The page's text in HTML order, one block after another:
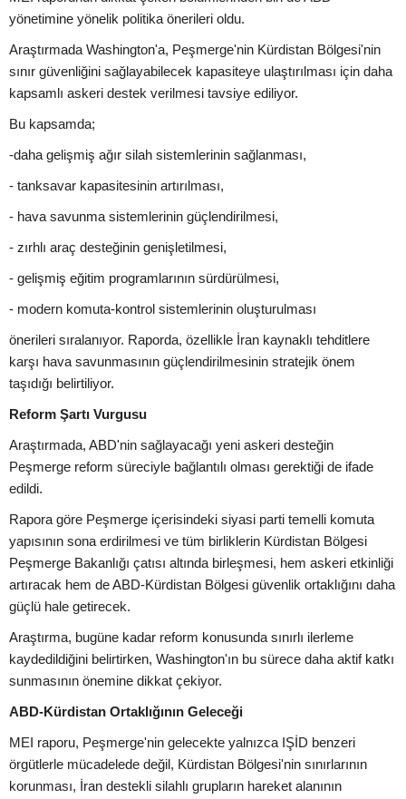
yönetimine yönelik politika önerileri oldu.
Araştırmada Washington'a, Peşmerge'nin Kürdistan Bölgesi'nin
sınır güvenliğini sağlayabilecek kapasiteye ulaştırılması için daha
kapsamlı askeri destek verilmesi tavsiye ediliyor.
Bu kapsamda;
-daha gelişmiş ağır silah sistemlerinin sağlanması,
- tanksavar kapasitesinin artırılması,
- hava savunma sistemlerinin güçlendirilmesi,
- zırhlı araç desteğinin genişletilmesi,
- gelişmiş eğitim programlarının sürdürülmesi,
- modern komuta-kontrol sistemlerinin oluşturulması
önerileri sıralanıyor. Raporda, özellikle İran kaynaklı tehditlere
karşı hava savunmasının güçlendirilmesinin stratejik önem
taşıdığı belirtiliyor.
Reform Şartı Vurgusu
Araştırmada, ABD'nin sağlayacağı yeni askeri desteğin
Peşmerge reform süreciyle bağlantılı olması gerektiği de ifade
edildi.
Rapora göre Peşmerge içerisindeki siyasi parti temelli komuta
yapısının sona erdirilmesi ve tüm birliklerin Kürdistan Bölgesi
Peşmerge Bakanlığı çatısı altında birleşmesi, hem askeri etkinliği
artıracak hem de ABD-Kürdistan Bölgesi güvenlik ortaklığını daha
güçlü hale getirecek.
Araştırma, bugüne kadar reform konusunda sınırlı ilerleme
kaydedildiğini belirtirken, Washington'ın bu sürece daha aktif katkı
sunmasının önemine dikkat çekiyor.
ABD-Kürdistan Ortaklığının Geleceği
MEI raporu, Peşmerge'nin gelecekte yalnızca IŞİD benzeri
örgütlerle mücadelede değil, Kürdistan Bölgesi'nin sınırlarının
korunması, İran destekli silahlı grupların hareket alanının